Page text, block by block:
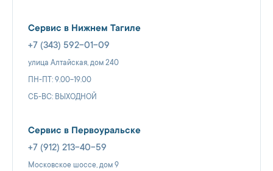
Сервис в Нижнем Тагиле
+7 (343) 592-01-09
улица Алтайская, дом 240
ПН-ПТ: 9.00-19.00
СБ-ВС: ВЫХОДНОЙ
Сервис в Первоуральске
+7 (912) 213-40-59
Московское шоссе, дом 9